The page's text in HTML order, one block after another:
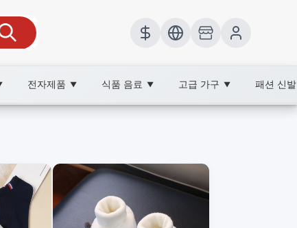
전자제품 ▼ 식품 음료 ▼ 고급 가구 ▼ 패션 신